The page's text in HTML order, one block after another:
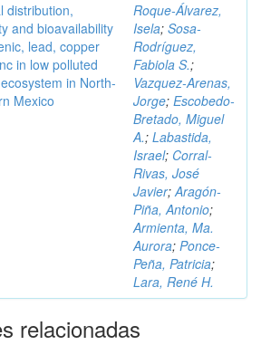
distribution,
and bioavailability
lead, copper
in low polluted
in North-
Mexico
Roque-Álvarez,
Isela; Sosa-
Rodríguez,
Fabiola S.;
Vazquez-Arenas,
Jorge; Escobedo-
Bretado, Miguel
A.; Labastida,
Israel; Corral-
Rivas, José
Javier;Aragón-
Piña, Antonio;
Armienta, Ma.
Aurora; Ponce-
Peña, Patricia;
Lara, René H.
relacionadas